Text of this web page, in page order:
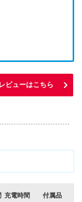
ビューはこちら
充電時間 付属品